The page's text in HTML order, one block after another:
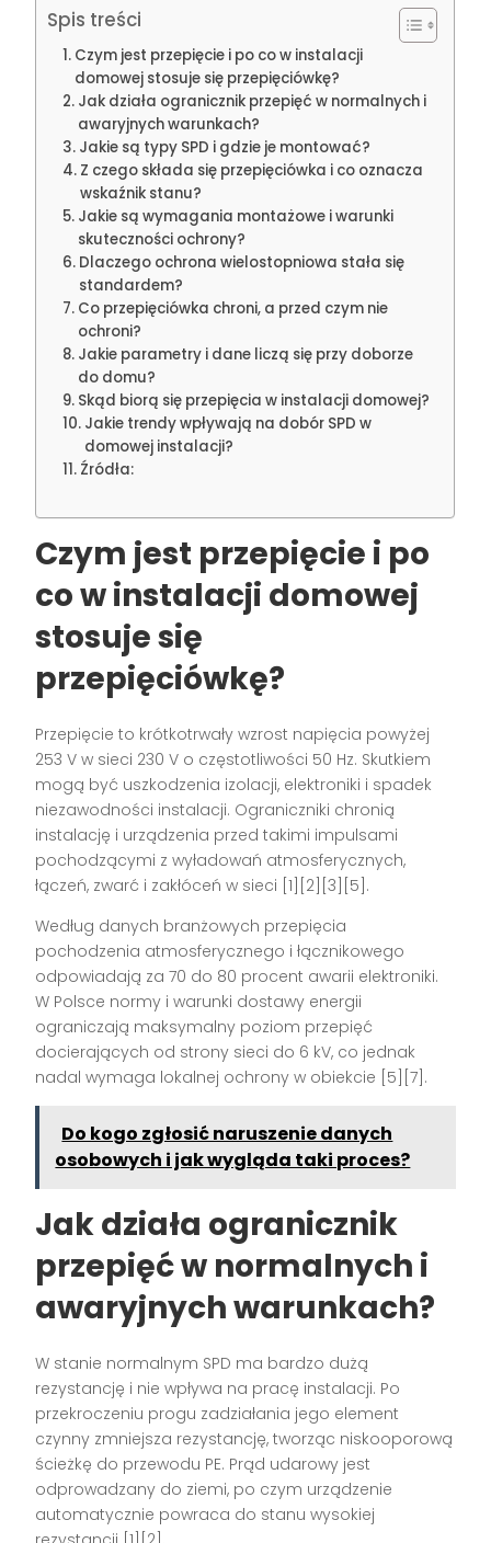
Spis treści
Czym jest przepięcie i po co w instalacji
domowej stosuje się przepięciówkę?
Jak działa ogranicznik przepięć w normalnych i
awaryjnych warunkach?
Jakie są typy SPD i gdzie je montować?
Z czego składa się przepięciówka i co oznacza
wskaźnik stanu?
Jakie są wymagania montażowe i warunki
skuteczności ochrony?
Dlaczego ochrona wielostopniowa stała się
standardem?
Co przepięciówka chroni, a przed czym nie
ochroni?
Jakie parametry i dane liczą się przy doborze
do domu?
Skąd biorą się przepięcia w instalacji domowej?
Jakie trendy wpływają na dobór SPD w
domowej instalacji?
Źródła:
Czym jest przepięcie i po
co w instalacji domowej
stosuje się
przepięciówkę?
Przepięcie to krótkotrwały wzrost napięcia powyżej
253 V w sieci 230 V o częstotliwości 50 Hz. Skutkiem
mogą być uszkodzenia izolacji, elektroniki i spadek
niezawodności instalacji. Ograniczniki chronią
instalację i urządzenia przed takimi impulsami
pochodzącymi z wyładowań atmosferycznych,
łączeń, zwarć i zakłóceń w sieci [1][2][3][5].
Według danych branżowych przepięcia
pochodzenia atmosferycznego i łącznikowego
odpowiadają za 70 do 80 procent awarii elektroniki.
W Polsce normy i warunki dostawy energii
ograniczają maksymalny poziom przepięć
docierających od strony sieci do 6 kV, co jednak
nadal wymaga lokalnej ochrony w obiekcie [5][7].
Do kogo zgłosić naruszenie danych
osobowych i jak wygląda taki proces?
Jak działa ogranicznik
przepięć w normalnych i
awaryjnych warunkach?
W stanie normalnym SPD ma bardzo dużą
rezystancję i nie wpływa na pracę instalacji. Po
przekroczeniu progu zadziałania jego element
czynny zmniejsza rezystancję, tworząc niskooporową
ścieżkę do przewodu PE. Prąd udarowy jest
odprowadzany do ziemi, po czym urządzenie
automatycznie powraca do stanu wysokiej